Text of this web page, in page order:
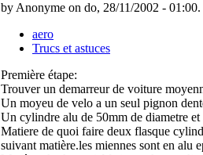
by Anonyme on do, 28/11/2002 - 01:00.
aero
Trucs et astuces
Première étape:
Trouver un demarreur de voiture
Un moyeu de velo a un seul pignon
Un cylindre alu de 50mm de diametre
Matiere de quoi faire deux flasque
suivant matière.les miennes sont en alu